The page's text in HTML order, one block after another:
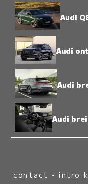
Audi
Audi
Audi
Audi
contact -intro